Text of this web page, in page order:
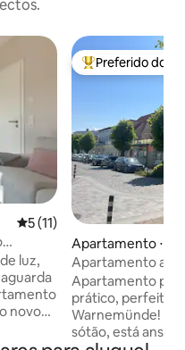
5 de uma avaliação média
5 (11)
oito
luz,
novo
Entre os
Preferido dos
Apartamento ⋅
Apartamento
aconchegante
Báltico
Apartamento
prático,
Warnemünde! Inundado de luz, no
sótão, está